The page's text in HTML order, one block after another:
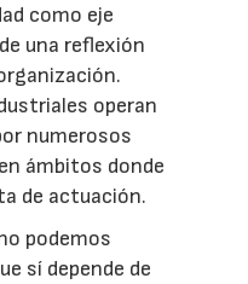
como eje
una reflexión
operan
numerosos
ámbitos donde
de actuación.
podemos
sí depende de